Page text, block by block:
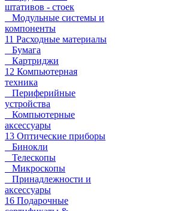
штативов - стоек
Модульные системы и
компоненты
11 Расходные материалы
Бумага
Картриджи
12 Компьютерная
техника
Периферийные
устройства
Компьютерные
аксессуары
13 Оптические приборы
Бинокли
Телескопы
Микроскопы
Принадлежности и
аксессуары
16 Подарочные